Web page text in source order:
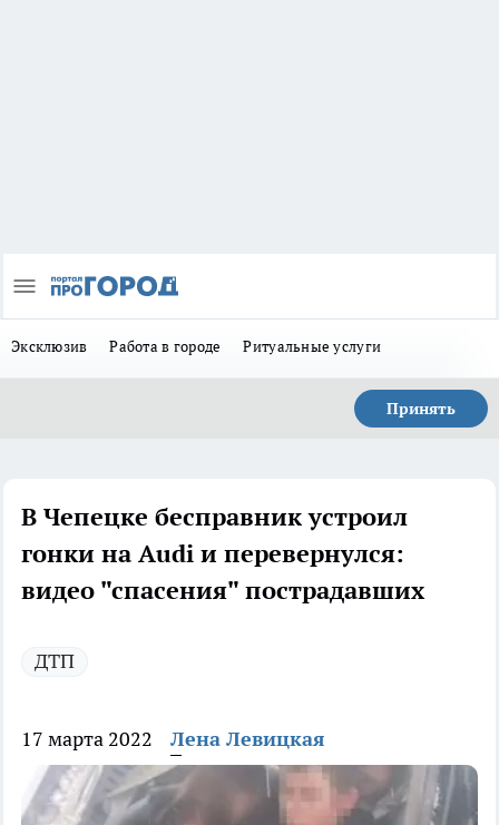
Эксклюзив Работа в городе Ритуальные услуги
Принять
В Чепецке бесправник устроил
гонки на Audi и перевернулся:
видео "спасения" пострадавших
ДТП
17 марта 2022 Лена Левицкая